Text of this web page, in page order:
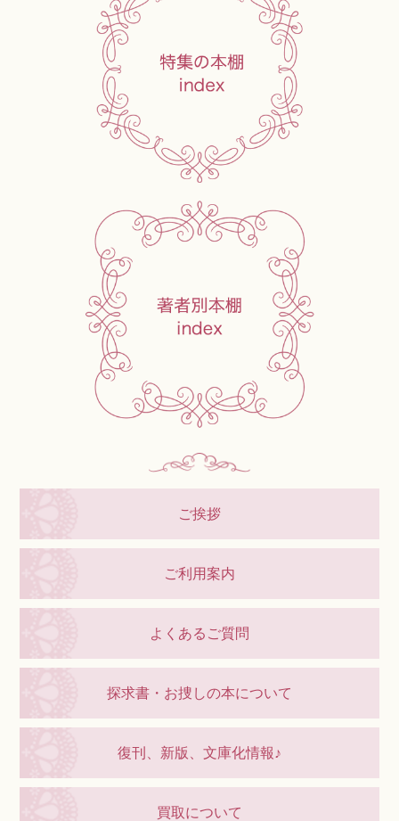
ご挨拶
ご利用案内
よくあるご質問
探求書・お捜しの本について
復刊、新版、文庫化情報♪
買取について